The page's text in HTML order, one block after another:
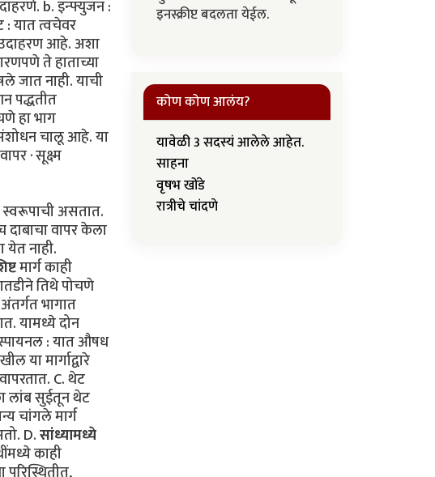
b. इन्फ्युजन :
: यात त्वचेवर
आहे. अशा
ते हाताच्या
जात नाही. याची
पद्धतीत
हा भाग
चालू आहे. या
· सूक्ष्म
स्वरूपाची असतात.
वापर केला
येत नाही.
मार्ग काही
तिथे पोचणे
भागात
यामध्ये दोन
स्पायनल : यात औषध
या मार्गाद्वारे
C. थेट
लांब सुईतून थेट
चांगले मार्ग
D.सांध्यामध्ये
काही
इनस्क्रीप्ट बदलता येईल.
कोण कोण आलंय?
यावेळी 3 सदस्यं आलेले आहेत.
साहना
वृषभ खोंडे
रात्रीचे चांदणे